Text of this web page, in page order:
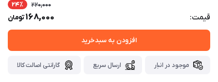
قیمت:
220,000 24٪
168,000تومان
افزودن به سبدخرید
موجود در انبار ارسال سریع گارانتی اصالت کالا